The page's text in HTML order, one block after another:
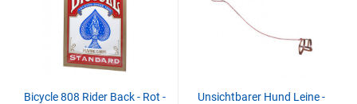
Bicycle 808 Rider Back - Rot -
Unsichtbarer Hund Leine -